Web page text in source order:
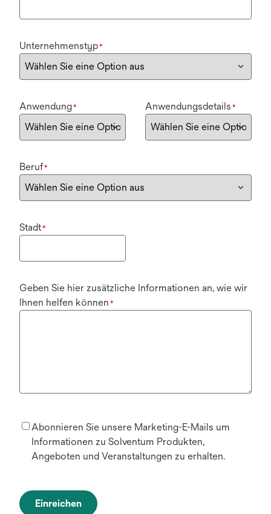
Unternehmenstyp*
Anwendung* Anwendungsdetails *
Beruf*
Stadt*
Geben Sie hier zusätzliche Informationen an, wie wir
Ihnen helfen können *
Abonnieren Sie unsere Marketing-E-Mails um
Informationen zu Solventum Produkten,
Angeboten und Veranstaltungen zu erhalten.
Einreichen